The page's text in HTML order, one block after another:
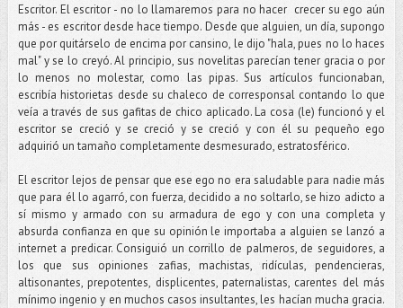
Escritor. El escritor - no lo llamaremos para no hacer crecer su ego aún
más - es escritor desde hace tiempo. Desde que alguien, un día, supongo
que por quitárselo de encima por cansino, le dijo "hala, pues no lo haces
mal" y se lo creyó. Al principio, sus novelitas parecían tener gracia o por
lo menos no molestar, como las pipas. Sus artículos funcionaban,
escribía historietas desde su chaleco de corresponsal contando lo que
veía a través de sus gafitas de chico aplicado. La cosa (le) funcionó y el
escritor se creció y se creció y se creció y con él su pequeño ego
adquirió un tamaño completamente desmesurado, estratosférico.
El escritor lejos de pensar que ese ego no era saludable para nadie más
que para él lo agarró, con fuerza, decidido a no soltarlo, se hizo adicto a
sí mismo y armado con su armadura de ego y con una completa y
absurda confianza en que su opinión le importaba a alguien se lanzó a
internet a predicar. Consiguió un corrillo de palmeros, de seguidores, a
los que sus opiniones zafias, machistas, ridículas, pendencieras,
altisonantes, prepotentes, displicentes, paternalistas, carentes del más
mínimo ingenio y en muchos casos insultantes, les hacían mucha gracia.